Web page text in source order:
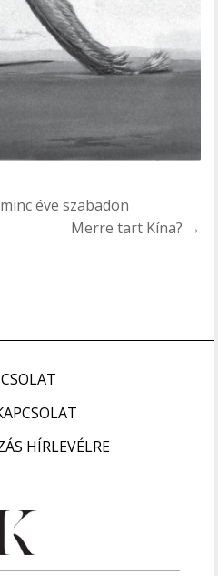
éve szabadon
Merre tart Kína? →
HÍRLEVÉLRE